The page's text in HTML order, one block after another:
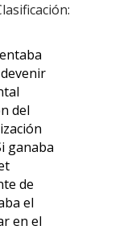
del
ganaba
de
el
en el